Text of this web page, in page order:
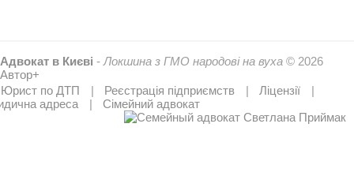
Адвокат в Києві - Локшина з ГМО народові на вуха © 2026
Автор+
Юрист по ДТП
Реєстрація підприємств
Ліцензії
адреса
Сімейний адвокат